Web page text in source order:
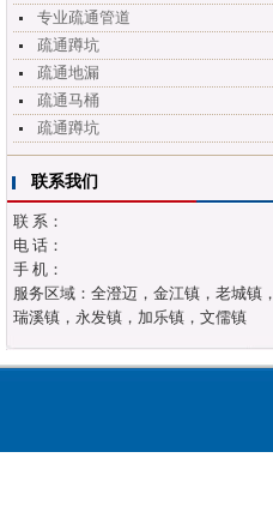
专业疏通管道
疏通蹲坑
疏通地漏
疏通马桶
疏通蹲坑
联系我们
联 系：
电 话：
手 机：
服务区域：全澄迈，金江镇，老城镇，
瑞溪镇，永发镇，加乐镇，文儒镇